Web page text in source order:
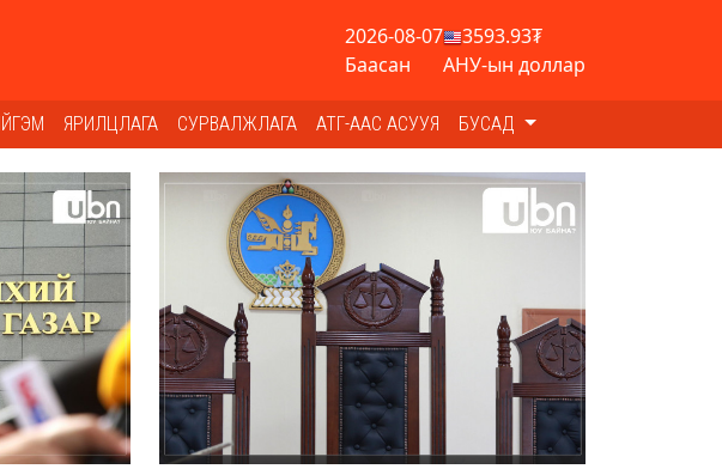
2026-08-07
Баасан
3593.93₮
АНУ-ын доллар
ЯРИЛЦЛАГА СУРВАЛЖЛАГА АТГ-ААС АСУУЯ БУСАД